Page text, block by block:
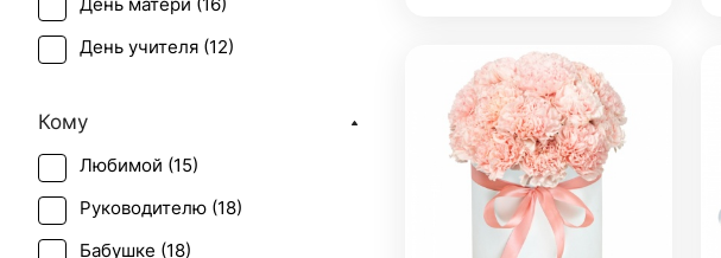
День матери (16)
День учителя (12)
Рождение ребенка (
Татьянин день (
Юбилей (9)
Кому
Любимой (15)
Руководителю (18)
Бабушке (18)